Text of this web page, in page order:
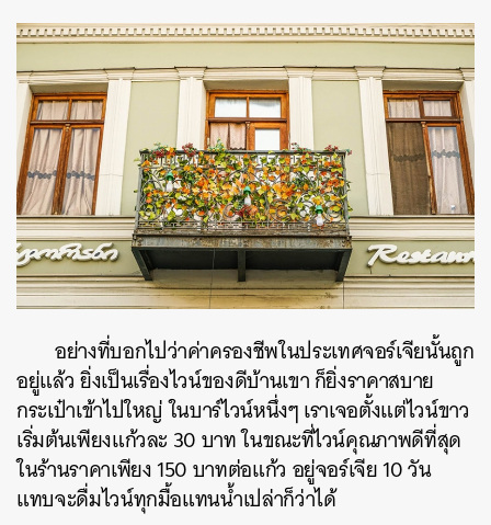
อย่างที่บอกไปว่าค่าครองชีพในประเทศจอร์เจียนั้นถูก
อยู่แล้ว ยิ่งเป็นเรื่องไวน์ของดีบ้านเขา ก็ยิ่งราคาสบาย
กระเป๋าเข้าไปใหญ่ ในบาร์ไวน์หนึ่งๆ เราเจอตั้งแต่ไวน์ขาว
เริ่มต้นเพียงแก้วละ 30 บาท ในขณะที่ไวน์คุณภาพดีที่สุด
ในร้านราคาเพียง 150 บาทต่อแก้ว อยู่จอร์เจีย 10 วัน
แทบจะดื่มไวน์ทุกมื้อแทนน้ำเปล่าก็ว่าได้